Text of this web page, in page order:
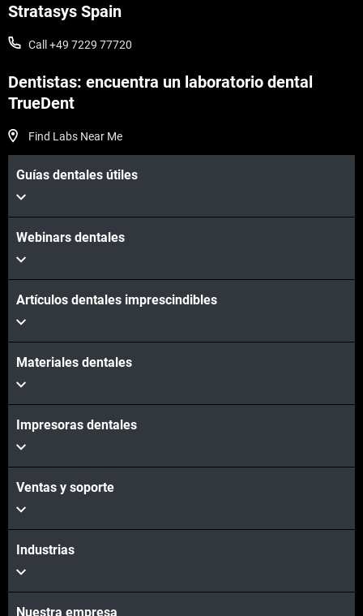
Stratasys Spain
Call +49 7229 77720
Dentistas: encuentra un laboratorio dental
TrueDent
Find Labs Near Me
Guías dentales útiles
Webinars dentales
Artículos dentales imprescindibles
Materiales dentales
Impresoras dentales
Ventas y soporte
Industrias
Nuestra empresa